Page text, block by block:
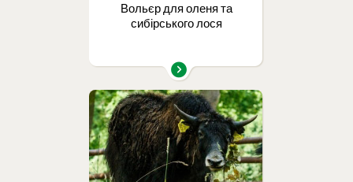
Вольєр для оленя та
сибірського лося